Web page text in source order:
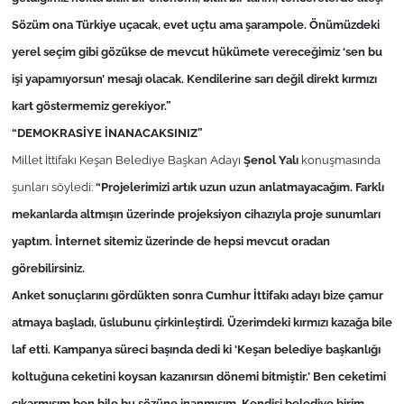
Sözüm ona Türkiye uçacak, evet uçtu ama şarampole. Önümüzdeki
yerel seçim gibi gözükse de mevcut hükümete vereceğimiz ‘sen bu
işi yapamıyorsun’ mesajı olacak. Kendilerine sarı değil direkt kırmızı
kart göstermemiz gerekiyor.”
“DEMOKRASİYE İNANACAKSINIZ”
Millet İttifakı Keşan Belediye Başkan Adayı Şenol Yalıkonuşmasında
şunları söyledi:“Projelerimizi artık uzun uzun anlatmayacağım. Farklı
mekanlarda altmışın üzerinde projeksiyon cihazıyla proje sunumları
yaptım. İnternet sitemiz üzerinde de hepsi mevcut oradan
görebilirsiniz.
Anket sonuçlarını gördükten sonra Cumhur İttifakı adayı bize çamur
atmaya başladı, üslubunu çirkinleştirdi. Üzerimdeki kırmızı kazağa bile
laf etti. Kampanya süreci başında dedi ki ‘Keşan belediye başkanlığı
koltuğuna ceketini koysan kazanırsın dönemi bitmiştir.’ Ben ceketimi